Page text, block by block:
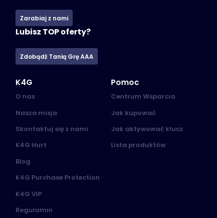
Zarabiaj z nami
Lubisz TOP oferty?
Zdobądź Tanią Grę AAA
K4G
O nas
Nasza misja
Skontaktuj się z nami
K4G Hurt
Blog
K4G Purchase Protection
K4G VIP
Regulamin
Pomoc
Centrum Wsparcia
Jak kupować
Jak aktywować klucz
Lista produktów